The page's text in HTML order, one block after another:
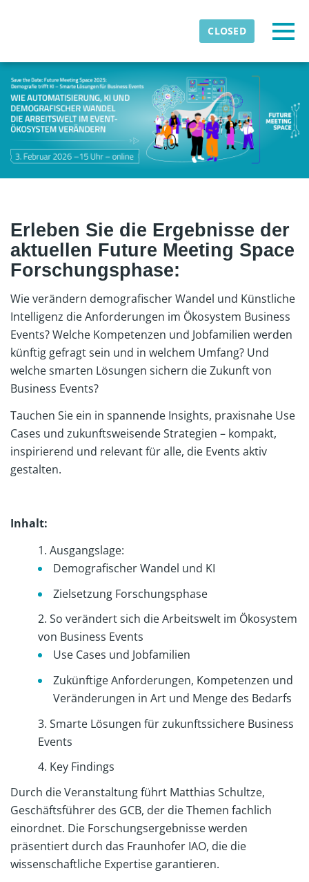
CLOSED
Erleben Sie die Ergebnisse der
aktuellen Future Meeting Space
Forschungsphase:
Wie verändern demografischer Wandel und Künstliche
Intelligenz die Anforderungen im Ökosystem Business
Events? Welche Kompetenzen und Jobfamilien werden
künftig gefragt sein und in welchem Umfang? Und
welche smarten Lösungen sichern die Zukunft von
Business Events?
Tauchen Sie ein in spannende Insights, praxisnahe Use
Cases und zukunftsweisende Strategien – kompakt,
inspirierend und relevant für alle, die Events aktiv
gestalten.
Inhalt:
Ausgangslage:
Demografischer Wandel und KI
Zielsetzung Forschungsphase
So verändert sich die Arbeitswelt im Ökosystem
von Business Events
Use Cases und Jobfamilien
Zukünftige Anforderungen, Kompetenzen und
Veränderungen in Art und Menge des Bedarfs
Smarte Lösungen für zukunftssichere Business
Events
Key Findings
Durch die Veranstaltung führt Matthias Schultze,
Geschäftsführer des GCB, der die Themen fachlich
einordnet. Die Forschungsergebnisse werden
präsentiert durch das Fraunhofer IAO, die die
wissenschaftliche Expertise garantieren.